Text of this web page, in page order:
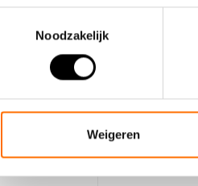
Noodzakelijk
Weigeren
Elektro-
- Erhältlich in vier
- 20inch
€2.449,00